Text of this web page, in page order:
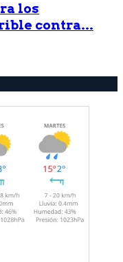
los
contra...